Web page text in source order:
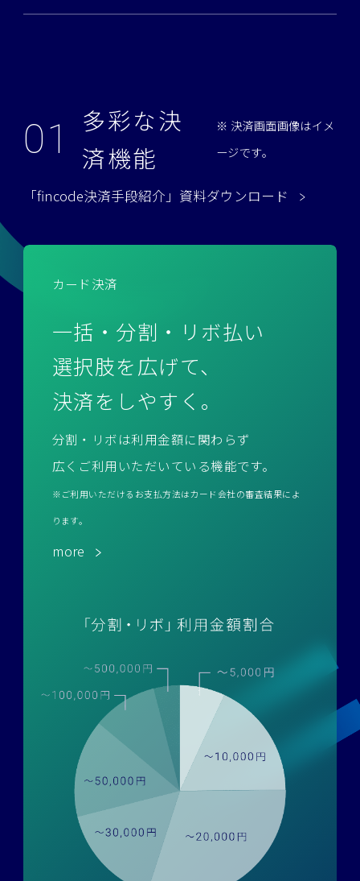
01
多彩な決
済機能
※ 決済画面画像はイメ
ージです。
「fincode決済手段紹介」資料ダウンロード
カード決済
一括・分割・リボ払い
選択肢を広げて、
決済をしやすく。
分割・リボは利用金額に関わらず
広くご利用いただいている機能です。
※ご利用いただけるお支払方法はカード会社の審査結果によ
ります。
more